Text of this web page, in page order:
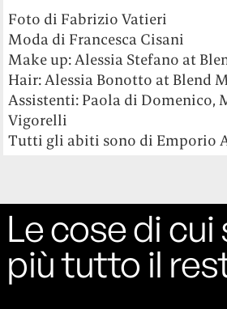
Foto di Fabrizio Vatieri
Moda di Francesca Cisani
Make up: Alessia Stefano at
Hair: Alessia Bonotto at Blend
Assistenti: Paola di Domenico,
Vigorelli
Tutti gli abiti sono di Emporio
Le cose di cui
più tutto il